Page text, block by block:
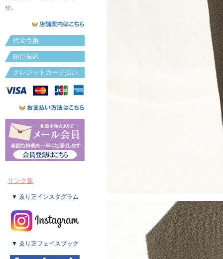
せ。
代金引換
銀行振込
クレジットカード払い
リンク集
▼ ゑり正インスタグラム
▼ ゑり正フェイスブック